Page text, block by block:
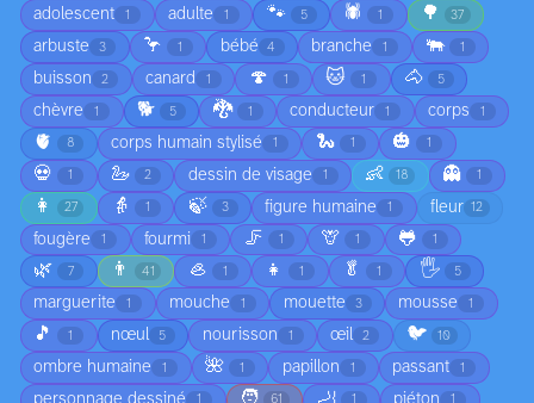
adolescent 1 adulte 1 🐾 5 🕷️ 1 🌳 37
arbuste 3 🦩 1 bébé 4 branche 1 🐃 1
buisson 2 canard 1 🍄 1 🐱 1 🐴 5
chèvre 1 🐕 5 🐉 1 conducteur 1 corps 1
🫀 8 corps humain stylisé 1 🐍 1 🎃 1
💀 1 🦢 2 dessin de visage 1 👶 18 👻 1
👩 27 👵 1 🍃 3 figure humaine 1 fleur 12
fougère 1 fourmi 1 🦵 1 🦒 1 🐸 1
🌿 7 👨 41 🦪 1 👧 1 🥬 1 🖐️ 5
marguerite 1 mouche 1 mouette 3 mousse 1
🎵 1 nœul 5 nourisson 1 œil 2 🐦 10
ombre humaine 1 🌺 1 papillon 1 passant 1
1 🧑 61 🦶 1 1